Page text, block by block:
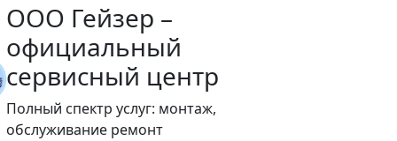
ООО Гейзер –
официальный
сервисный центр
Полный спектр услуг: монтаж,
обслуживание ремонт